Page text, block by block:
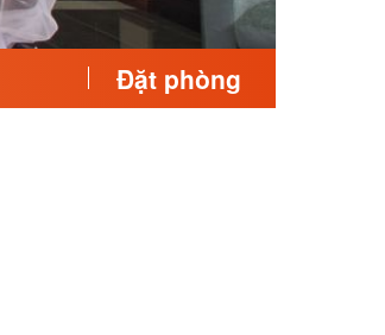
Đặt phòng